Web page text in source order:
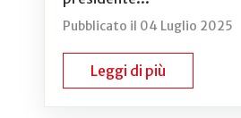
Pubblicato il 04 Luglio 2025
Leggi di più